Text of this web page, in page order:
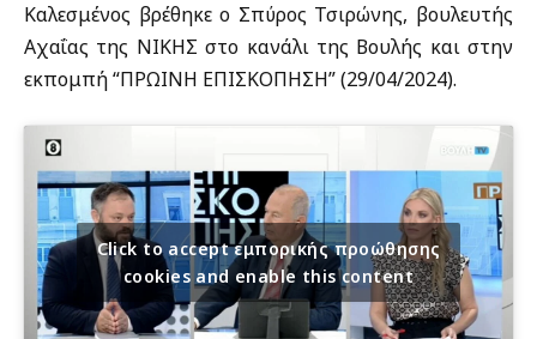
Καλεσμένος βρέθηκε ο Σπύρος Τσιρώνης, βουλευτής
Αχαΐας της ΝΙΚΗΣ στο κανάλι της Βουλής και στην
εκπομπή “ΠΡΩΙΝΗ ΕΠΙΣΚΟΠΗΣΗ” (29/04/2024).
Click to accept εμπορικής προώθησης
cookies and enable this content